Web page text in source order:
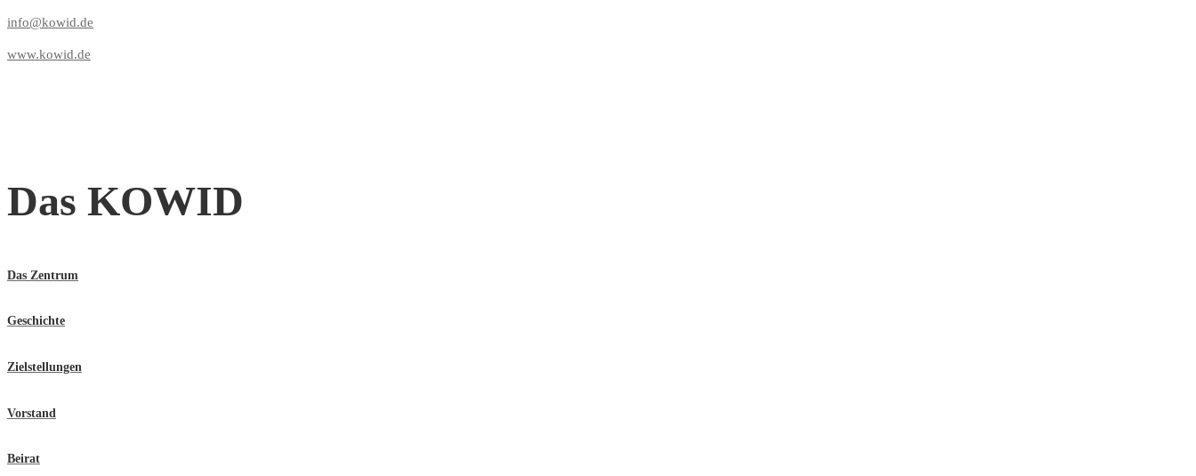
info@kowid.de
www.kowid.de
Das KOWID
Das Zentrum
Geschichte
Zielstellungen
Vorstand
Beirat